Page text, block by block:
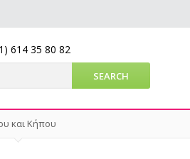
614 35 80 82
και Κήπου